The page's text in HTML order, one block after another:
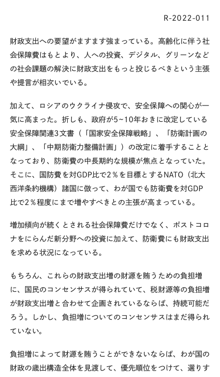
R-2022-011
財政支出への要望がますます強まっている。高齢化に伴う社
会保障費はもとより、人への投資、デジタル、グリーンなど
の社会課題の解決に財政支出をもっと投じるべきという主張
や提言が相次いでいる。
加えて、ロシアのウクライナ侵攻で、安全保障への関心が一
気に高まった。折しも、政府が5~10年おきに改定している
安全保障関連3文書（「国家安全保障戦略」、「防衛計画の
大綱」、「中期防衛力整備計画」）の改定に着手することと
なっており、防衛費の中長期的な規模が焦点となっていた。
そこに、国防費を対GDP比で2 ％を目標とする NATO （北大
西洋条約機構）諸国に倣って、わが国でも防衛費を対GDP
比で2 ％程度にまで増やすべきとの主張が高まっている。
増加傾向が続くとされる社会保障費だけでなく、ポストコロ
ナをにらんだ新分野への投資に加えて、防衛費にも財政支出
を求める状況になっている。
もちろん、これらの財政支出増の財源を賄うための負担増
に、国民のコンセンサスが得られていて、税財源等の負担増
が財政支出増と合わせて企画されているならば、持続可能だ
ろう。しかし、負担増についてのコンセンサスはまだ得られ
ていない。
負担増によって財源を賄うことができないならば、わが国の
財政の歳出構造全体を見渡して、優先順位をつけて、選りす